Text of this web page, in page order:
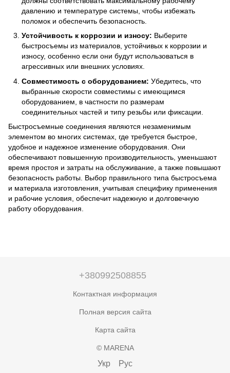
давлению и температуре системы, чтобы избежать
поломок и обеспечить безопасность.
Устойчивость к коррозии и износу: Выберите
быстросъемы из материалов, устойчивых к коррозии и
износу, особенно если они будут использоваться в
агрессивных или внешних условиях.
Совместимость с оборудованием: Убедитесь, что
выбранные скорости совместимы с имеющимся
оборудованием, в частности по размерам
соединительных частей и типу резьбы или фиксации.
Быстросъемные соединения являются незаменимым
элементом во многих системах, где требуется быстрое,
удобное и надежное изменение оборудования. Они
обеспечивают повышенную производительность, уменьшают
время простоя и затраты на обслуживание, а также повышают
безопасность работы. Выбор правильного типа быстросъема
и материала изготовления, учитывая специфику применения
и рабочие условия, обеспечит надежную и долговечную
работу оборудования.
+380992508855
Контактная информация
Полная версия сайта
Карта сайта
© MARENA
Укр Рус